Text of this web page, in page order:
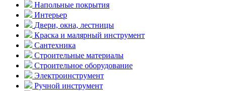
Напольные покрытия
Интерьер
Двери, окна, лестницы
Краска и малярный инструмент
Сантехника
Строительные материалы
Строительное оборудование
Электроинструмент
Ручной инструмент